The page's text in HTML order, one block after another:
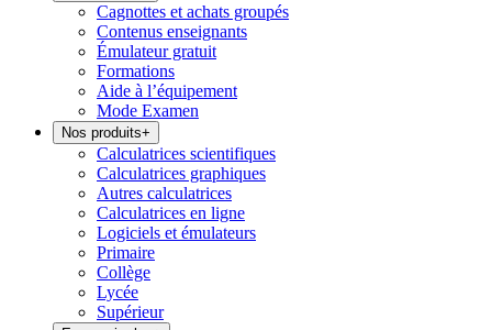
Cagnottes et achats groupés
Contenus enseignants
Émulateur gratuit
Formations
Aide à l’équipement
Mode Examen
Nos produits+
Calculatrices scientifiques
Calculatrices graphiques
Autres calculatrices
Calculatrices en ligne
Logiciels et émulateurs
Primaire
Collège
Lycée
Supérieur